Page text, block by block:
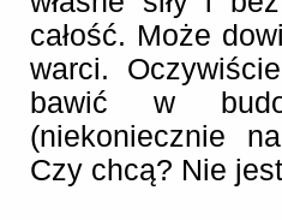
całość. Może
warci.
bawić w
(niekoniecznie
Czy chcą? Nie